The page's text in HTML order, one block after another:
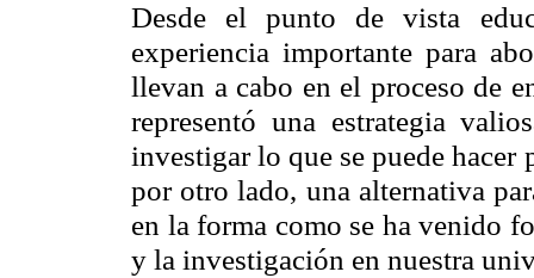
Desde el punto de vista
experiencia importante para
llevan a cabo en el proceso de
representó una estrategia
investigar lo que se puede hacer
por otro lado, una alternativa
en la forma como se ha venido
y la investigación en nuestra